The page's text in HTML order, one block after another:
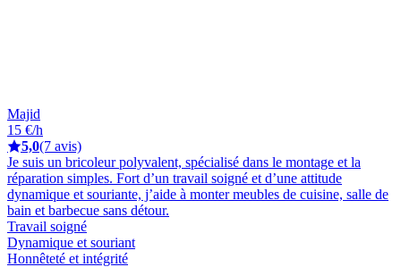
Majid
15 €/h
5,0(7 avis)
Je suis un bricoleur polyvalent, spécialisé dans le montage et la
réparation simples. Fort d’un travail soigné et d’une attitude
dynamique et souriante, j’aide à monter meubles de cuisine, salle de
bain et barbecue sans détour.
Travail soigné
Dynamique et souriant
Honnêteté et intégrité